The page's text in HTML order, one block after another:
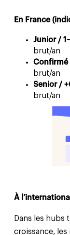
En France
Junior /
brut/an
Confirmé
brut/an
Senior /
brut/an
À
Dans les hubs
croissance,